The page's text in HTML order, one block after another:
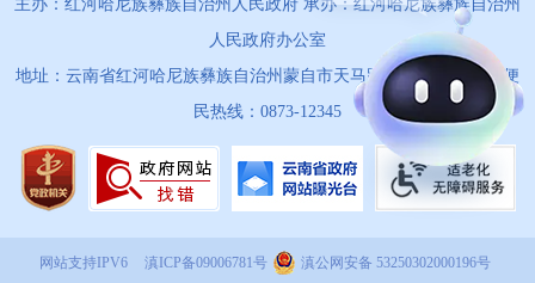
主办：红河哈尼族彝族自治州人民政府 承办：红河哈尼族彝族自治州
人民政府办公室
地址：云南省红河哈尼族彝族自治州蒙自市天马路67号 政务服务便
民热线：0873-12345
网站支持IPV6 滇ICP备09006781号 滇公网安备 53250302000196号